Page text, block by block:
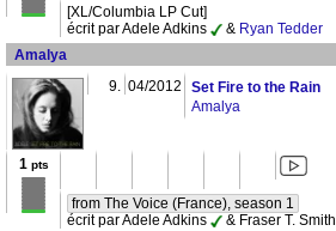
[XL/Columbia LP Cut]
écrit par Adele Adkins
& Ryan Tedder
Amalya
9. 04/2012
Set Fire to the Rain
Amalya
1pts
from The Voice (France), season 1
écrit par Adele Adkins
& Fraser T. Smith